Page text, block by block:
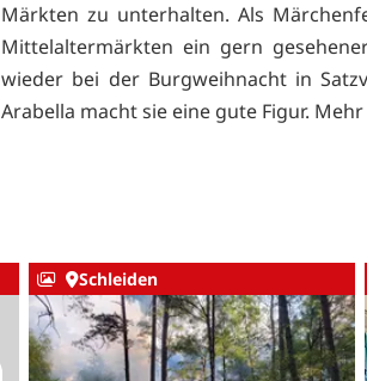
Märkten zu unterhalten. Als
Mittelaltermärkten ein gern
wieder bei der Burgweihnacht in
Arabella macht sie eine gute Figur.
Schleiden